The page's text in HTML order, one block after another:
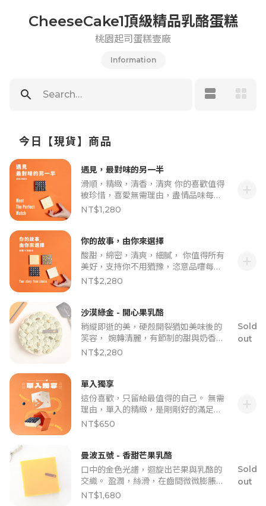
CheeseCake1頂級精品乳酪蛋糕
桃園起司蛋糕壹廠
Information
search Search… view_agenda grid_view
今日【現貨】商品
遇見，最對味的另一半
滑順，精緻，清香，清爽 你的喜歡值得
被珍惜，喜愛無需理由，盡情品味每一
刻悸動。 ★ 小提醒：為維護您的最佳體
季商品」無法供應時：草莓季產品僅供
應至草莓季結束，若季末發現草莓品質
不佳，將致電與您討論更換成其他款蛋
糕。 當「玫瑰鮮花」無法供應時：「玫
瑰鮮花」受天候溫度影響產量，若發現
瑰鮮花」。 為表歉意，將補償「$100
元 CheeseCake1 官網購物金」，請
「訂購人」聯繫客服夥伴辦理。 領取步
驟： ．請洽客服提供「說明小紙條」背
後的領取代碼。 ．核對領取代碼正確，
綠金 - 開心果乳酪口味 ・蛋糕擠花較柔
軟，運送中可能因搖晃或碰撞導致輕微
變形。 ・相較其他甜點，配送風險較
高。 ・若選擇此口味，建議至門市自
列：購買一個蛋糕，會附贈叉子五入
組，並有精美品牌紙盒子包裝、綁上品
牌緞帶、品牌提袋，外盒上有一張產品
卡。
NT$1,280
add
你的故事，由你來選擇
酸甜，綿密，清爽，細膩， 你值得所有
美好，支持你不用猶豫，恣意品嚐每一
種心動。 ★ 小提醒： 當「草莓季商
佳，將致電與您討論更換成其他款蛋
糕。 當「玫瑰鮮花」無法供應時：「玫
瑰鮮花」受天候溫度影響產量，若發現
玫瑰品質不佳，當次蛋糕將不附上「玫
瑰鮮花」。 為表歉意，將補償「$100
「訂購人」聯繫客服夥伴辦理。 領取步
驟： ．請洽客服提供「說明小紙條」背
後的領取代碼。 ．核對領取代碼正確，
3- 5 工作天即會收到購物金，請至官網
登入後，至購物金頁面即可查看。 沙漠
變形。 ・相較其他甜點，配送風險較
高。 ・若選擇此口味，建議至門市自
取，確保蛋糕最佳狀態！ 以上均為維護
您的最佳體驗，造成不便請見諒，感謝
NT$2,280
add
沙漠綠金 - 開心果乳酪
稍縱即逝的美，硬殼開裂猶如美味後的
笑容， 婉轉清麗，有節制的甜與奶香藏
于每一口。 ★ 小提醒： ・蛋糕擠花較
高。 ・建議門市自取，確保蛋糕最佳狀
態！
NT$2,280
Sold
out
單入獨享
這份喜歡，只留給最值得的自己。 無需
理由，單入的精緻，是剛剛好的滿足。
★ 小提醒：為維護您的最佳體驗，請務
節性商品」無法供應時：草莓、芒果季
產品僅供應至草莓、芒果季結束，若季
末發現品質不佳，將致電與您討論更換
成其他款蛋糕。 當「玫瑰鮮花」無法供
應時：「玫瑰鮮花」受天候溫度影響產
NT$650
add
曼波五號 - 香甜芒果乳酪
口中的金色光譜，迴旋出芒果與乳酪的
交織。 盈潤，絲滑，在齒間微微膨脹，
呼應著芒果果肉的豐厚質感。
NT$1,680
Sold
out